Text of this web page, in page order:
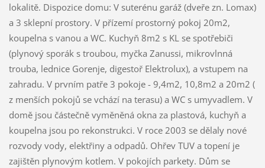
lokalitě. Dispozice domu: V suterénu garáž (dveře zn. Lomax)
a 3 sklepní prostory. V přízemí prostorný pokoj 20m2,
koupelna s vanou a WC. Kuchyň 8m2 s KL se spotřebiči
(plynový sporák s troubou, myčka Zanussi, mikrovlnná
trouba, lednice Gorenje, digestoř Elektrolux), a vstupem na
zahradu. V prvním patře 3 pokoje - 9,4m2, 10,8m2 a 20m2 (
z menších pokojů se vchází na terasu) a WC s umyvadlem. V
domě jsou částečně vyměněná okna za plastová, kuchyň a
koupelna jsou po rekonstrukci. V roce 2003 se dělaly nové
rozvody vody, elektřiny a odpadů. Ohřev TUV a topení je
zajištěn plynovým kotlem. V pokojích parkety. Dům se